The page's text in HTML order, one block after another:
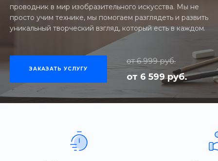
проводник в мир изобразительного искусства. Мы не
просто учим технике, мы помогаем разглядеть и развить
уникальный творческий взгляд, который есть в каждом.
ЗАКАЗАТЬ УСЛУГУ
от 6 999 руб.
от 6 599 руб.